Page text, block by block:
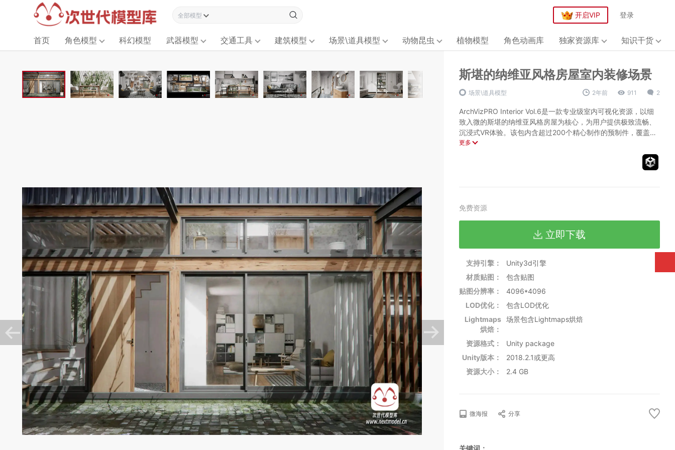
全部模型资源 开启VIP 登录
首页 角色模型 科幻模型 武器模型 交通工具 建筑模型 场景\道具模型 动物昆虫 植物模型 角色动画库 独家资源库 知识干货
斯堪的纳维亚风格房屋室内装修场景
场景\道具模型 2年前 911 2
ArchVizPRO Interior Vol.6是一款专业级室内可视化资源，以细
致入微的斯堪的纳维亚风格房屋为核心，为用户提供极致流畅、
沉浸式VR体验。该包内含超过200个精心制作的预制件，覆盖了
从探索性室内布局到各类家具、装饰品的全方位细节，所有资产
均具备高复用性，可在不同项目中轻松应用。资源包广泛兼容桌
面端VR（Oculus、Vive）、移动端（Android、iOS）、移动端
系列自定义着色器，如高度混合、自然风、视差遮挡、天鹅绒质
碰撞体：包含
支持Unity 3d引擎版本：2018.2.1或更高
默认内置渲染管线：兼容
URP：不兼容
更多
免费资源
立即下载
支持引擎：
Unity3d引擎
材质贴图：
包含贴图
贴图分辨率：
4096*4096
LOD优化：
包含LOD优化
Lightmaps
烘焙：
场景包含Lightmaps烘焙
资源格式：
Unity package
Unity版本：
2018.2.1或更高
资源大小：
2.4 GB
微海报 分享
关键词：